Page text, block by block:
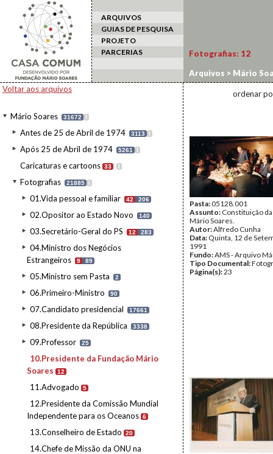
ARQUIVOS
GUIAS DE PESQUISA
PROJETO
PARCERIAS
Voltar aos arquivos
Mário Soares 31672 I
Antes de 25 de Abril de 1974 3113 I
Após 25 de Abril de 1974 5261 I
Caricaturas e cartoons 33 I
Fotografias 21885 I
01.Vida pessoal e familiar 42 206
02.Opositor ao Estado Novo 140
03.Secretário-Geral do PS 12 283
04.Ministro dos Negócios
Estrangeiros
9 89
05.Ministro sem Pasta 2
06.Primeiro-Ministro 90
07.Candidato presidencial 17661
08.Presidente da República 3338
09.Professor 25
10.Presidente da Fundação Mário
Soares
12
11.Advogado 5
12.Presidente da Comissão Mundial
Independente para os Oceanos 6
13.Conselheiro de Estado 20
14.Chefe de Missão da ONU na
Fotografias: 12
Arquivos > Mário
ordenar
Pasta:05128.001
Assunto: Constituição
Mário Soares.
Autor:Alfredo Cunha
Data: Quinta, 12 de
1991
Fundo:AMS - Arquivo
Tipo Documental:
Página(s):23